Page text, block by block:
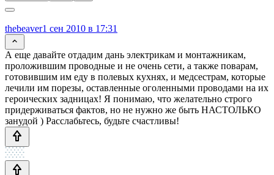
thebeaver1 сен 2010 в 17:31
А еще давайте отдадим дань электрикам и монтажникам,
проложившим проводные и не очень сети, а также поварам,
готовившим им еду в полевых кухнях, и медсестрам, которые
лечили им порезы, оставленные оголенными проводами на их
героических задницах! Я понимаю, что желательно строго
придерживаться фактов, но не нужно же быть НАСТОЛЬКО
занудой ) Расслабьтесь, будьте счастливы!